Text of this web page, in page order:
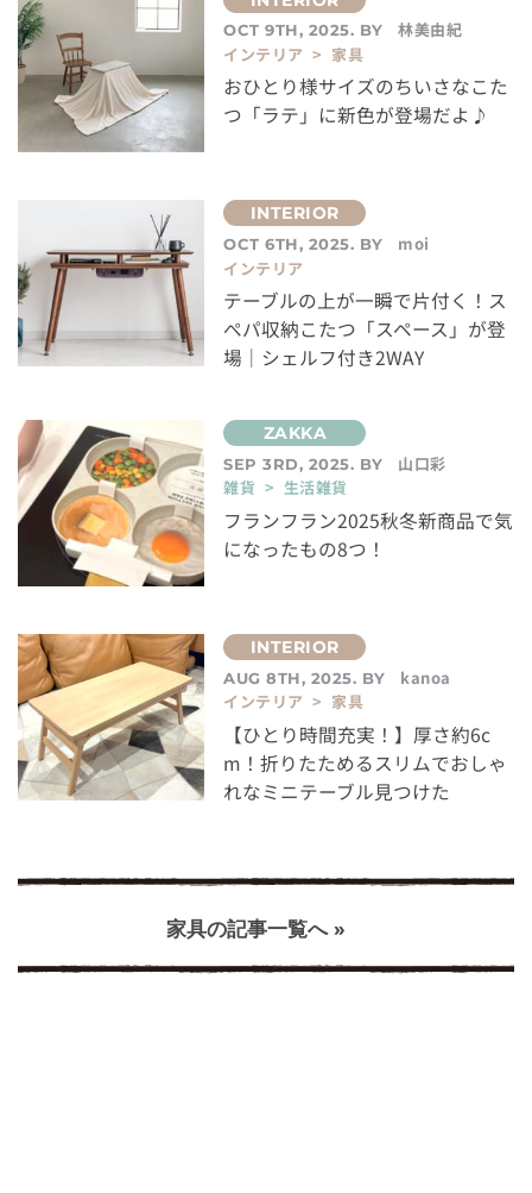
OCT 9TH, 2025. BY
林美由紀
インテリア > 家具
おひとり様サイズのちいさなこた
つ「ラテ」に新色が登場だよ♪
OCT 6TH, 2025. BY
moi
インテリア
テーブルの上が一瞬で片付く！ス
ぺパ収納こたつ「スペース」が登
場｜シェルフ付き2WAY
SEP 3RD, 2025. BY
山口彩
雑貨 > 生活雑貨
フランフラン2025秋冬新商品で気
になったもの8つ！
AUG 8TH, 2025. BY
kanoa
インテリア > 家具
【ひとり時間充実！】厚さ約6c
m！折りたためるスリムでおしゃ
れなミニテーブル見つけた
家具の記事一覧へ »